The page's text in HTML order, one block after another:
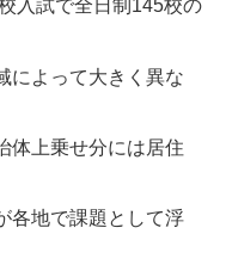
入試で全日制145校の
によって大きく異な
体上乗せ分には居住
各地で課題として浮